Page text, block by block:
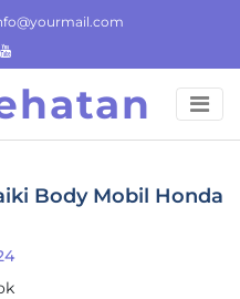
Body Mobil Honda